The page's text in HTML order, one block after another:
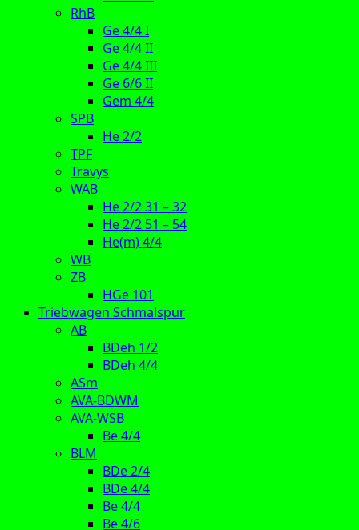
RhB
Ge 4/4 I
Ge 4/4 II
Ge 4/4 III
Ge 6/6 II
Gem 4/4
SPB
He 2/2
TPF
Travys
WAB
He 2/2 31 – 32
He 2/2 51 – 54
He(m) 4/4
WB
ZB
HGe 101
Triebwagen Schmalspur
AB
BDeh 1/2
BDeh 4/4
ASm
AVA-BDWM
AVA-WSB
Be 4/4
BLM
BDe 2/4
BDe 4/4
Be 4/4
Be 4/6